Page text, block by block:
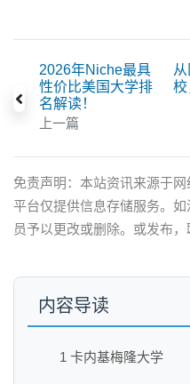
2026年Niche最具
性价比美国大学排
名解读！
上一篇
免责声明：本站资讯来源于网
平台仅提供信息存储服务。
员予以更改或删除。或发布
内容导读
1 卡内基梅隆大学